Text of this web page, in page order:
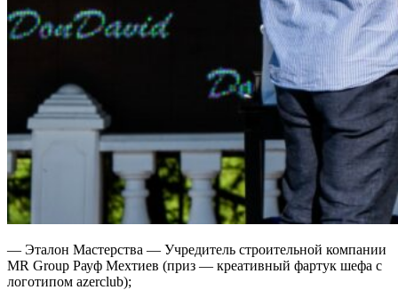
— Эталон Мастерства — Учредитель строительной компании
MR Group Рауф Мехтиев (приз — креативный фартук шефа с
логотипом azerclub);